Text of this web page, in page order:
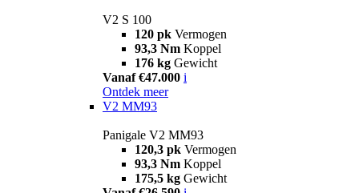
V2 S 100
120 pk Vermogen
93,3 Nm Koppel
176 kg Gewicht
Vanaf €47.000 i
Ontdek meer
V2 MM93
Panigale V2 MM93
120,3 pk Vermogen
93,3 Nm Koppel
175,5 kg Gewicht